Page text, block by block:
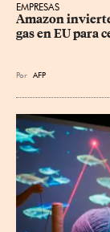
EMPRESAS
Amazon
gas en EU para
Por AFP